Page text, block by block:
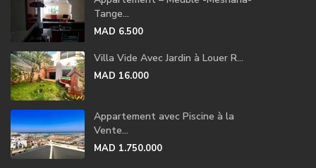
Tange...
MAD 6.500
Villa Vide Avec Jardin à Louer R...
MAD 16.000
Appartement avec Piscine à la
Vente...
MAD 1.750.000